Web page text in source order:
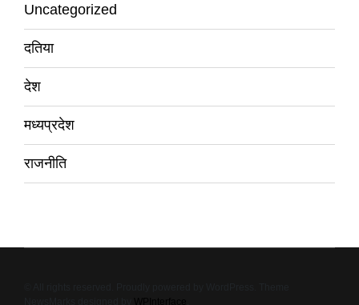
Uncategorized
दतिया
देश
मध्यप्रदेश
राजनीति